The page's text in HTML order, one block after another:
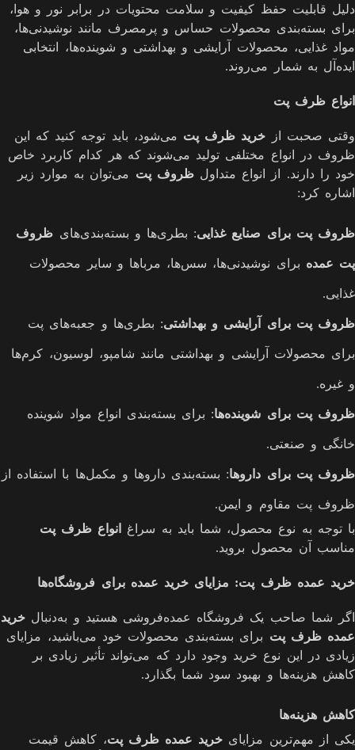
دلیل قابلیت حفظ کیفیت و سلامت محتویات در برابر نور و هوا،
برای بسته‌بندی محصولات حساس و پرمصرف مانند نوشیدنی‌ها،
مواد غذایی، محصولات آرایشی و بهداشتی و شوینده‌ها، انتخابی
ایده‌آل به شمار می‌روند.
انواع ظرف پت
وقتی صحبت از خرید ظرف پت می‌شود، باید توجه کنید که این
ظروف در انواع مختلفی تولید می‌شوند که هر کدام کاربرد خاص
خود را دارند. از انواع متداولظروف پت می‌توان به موارد زیر
اشاره کرد:
ظروف پت برای صنایع غذایی: بطری‌ها و بسته‌بندی‌های ظروف
پت عمده برای نوشیدنی‌ها، سس‌ها، مرباها و سایر محصولات
غذایی.
ظروف پت برای آرایشی و بهداشتی: بطری‌ها و جعبه‌های پت
برای محصولات آرایشی و بهداشتی مانند شامپو، لوسیون، کرم‌ها
و غیره.
ظروف پت برای شوینده‌ها: برای بسته‌بندی انواع مواد شوینده
خانگی و صنعتی.
ظروف پت برای داروها: بسته‌بندی داروها و مکمل‌ها با استفاده از
ظروف پت مقاوم و ایمن.
با توجه به نوع محصول، شما باید به سراغ
انواع ظرف پت
مناسب آن محصول بروید.
خرید عمده ظرف پت: مزایای خرید عمده برای فروشگاه‌ها
اگر شما صاحب یک فروشگاه عمده‌فروشی هستید و به‌دنبال خرید
عمده ظرف پت برای بسته‌بندی محصولات خود می‌باشید، مزایای
زیادی در این نوع خرید وجود دارد که می‌تواند تأثیر زیادی بر
کاهش هزینه‌ها و بهبود سود شما بگذارد.
کاهش هزینه‌ها
یکی از مهم‌ترین مزایای خرید عمده ظرف پت، کاهش قیمت